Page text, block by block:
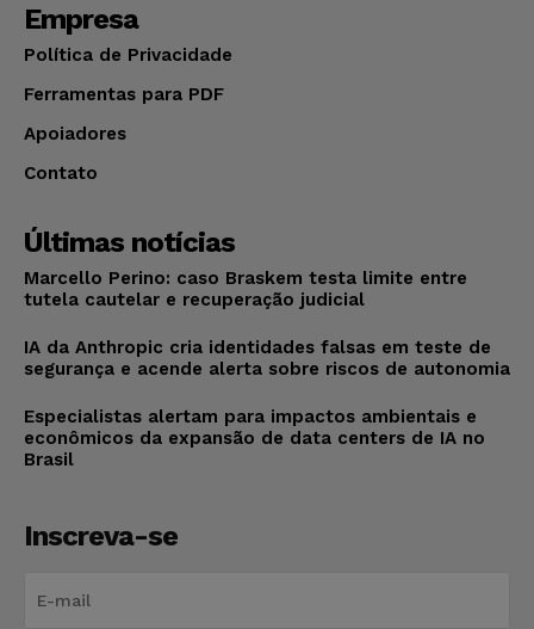
Empresa
Política de Privacidade
Ferramentas para PDF
Apoiadores
Contato
Últimas notícias
Marcello Perino: caso Braskem testa limite entre
tutela cautelar e recuperação judicial
IA da Anthropic cria identidades falsas em teste de
segurança e acende alerta sobre riscos de autonomia
Especialistas alertam para impactos ambientais e
econômicos da expansão de data centers de IA no
Brasil
Inscreva-se